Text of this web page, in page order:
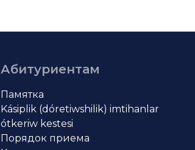
Абитуриентам
Памятка
Kásiplik (dóretiwshilik) imtihanlar
ótkeriw kestesi
Порядок приема